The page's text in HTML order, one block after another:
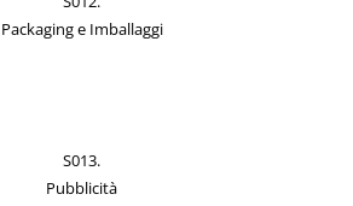
Packaging e Imballaggi
S013.
Pubblicità